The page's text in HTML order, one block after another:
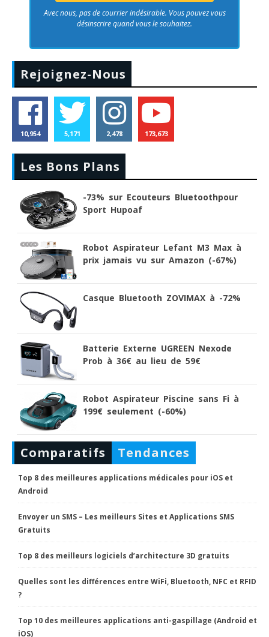
Avec nous, pas de courrier indésirable. Vous pouvez vous
désinscrire quand vous le souhaitez.
Rejoignez-Nous
10,954 5,171 2,478 173,673
Les Bons Plans
-73% sur Ecouteurs Bluetoothpour
Sport Hupoaf
Robot Aspirateur Lefant M3 Max à
prix jamais vu sur Amazon (-67%)
Casque Bluetooth ZOVIMAX à -72%
Batterie Externe UGREEN Nexode
Prob à 36€ au lieu de 59€
Robot Aspirateur Piscine sans Fi à
199€ seulement (-60%)
Comparatifs Tendances
Top 8 des meilleures applications médicales pour iOS et
Android
Envoyer un SMS – Les meilleurs Sites et Applications SMS
Gratuits
Top 8 des meilleurs logiciels d’architecture 3D gratuits
Quelles sont les différences entre WiFi, Bluetooth, NFC et RFID
?
Top 10 des meilleures applications anti-gaspillage (Android et
iOS)